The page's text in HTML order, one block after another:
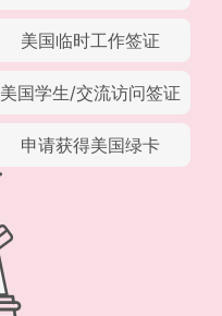
美国临时工作签证
美国学生/交流访问签证
申请获得美国绿卡